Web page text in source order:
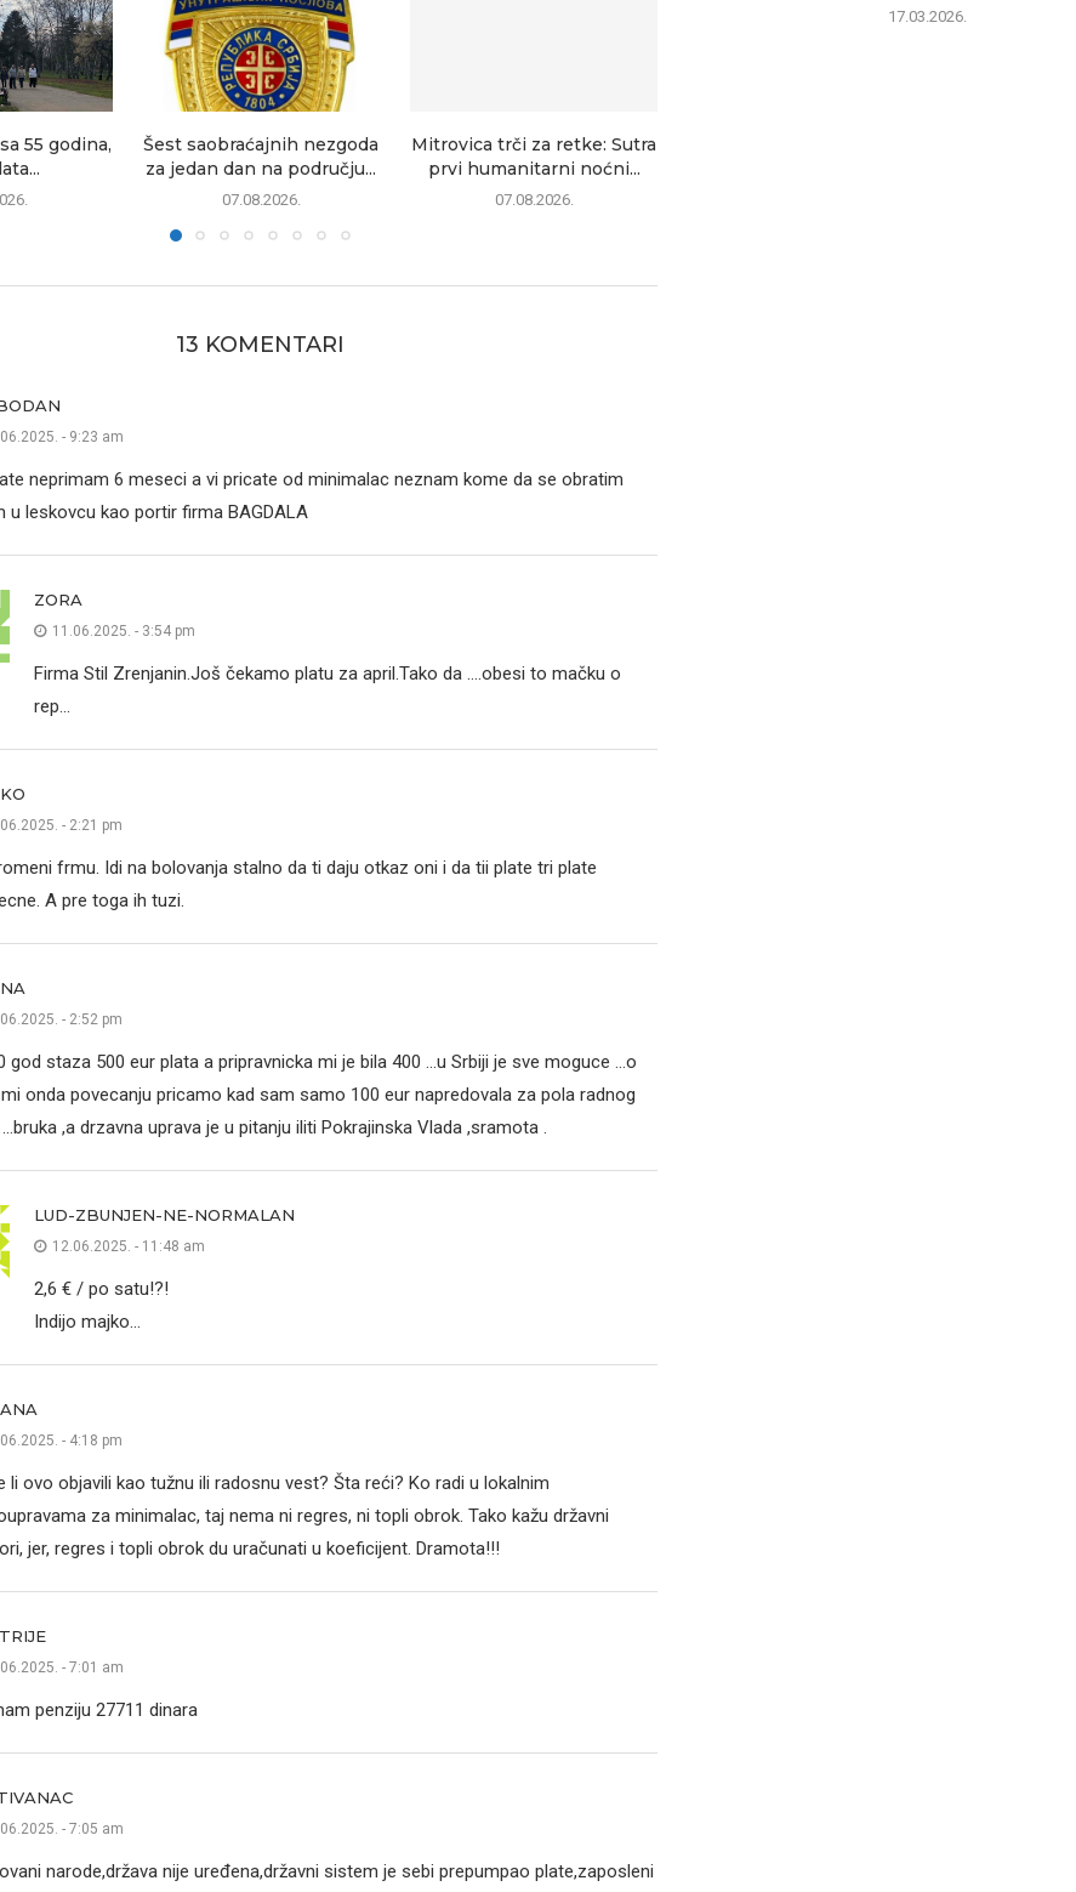
55 godina,
Šest saobraćajnih nezgoda
za jedan dan na području...
07.08.2026.
Mitrovica trči za retke: Sutra
prvi humanitarni noćni...
07.08.2026.
13 KOMENTARI
- 9:23 am
neprimam 6 meseci a vi pricate od minimalac neznam kome da se obratim
u leskovcu kao portir firma BAGDALA
ZORA
11.06.2025. - 3:54 pm
Firma Stil Zrenjanin.Još čekamo platu za april.Tako da ….obesi to mačku o
rep…
- 2:21 pm
frmu. Idi na bolovanja stalno da ti daju otkaz oni i da tii plate tri plate
A pre toga ih tuzi.
- 2:52 pm
god staza 500 eur plata a pripravnicka mi je bila 400 …u Srbiji je sve moguce …o
onda povecanju pricamo kad sam samo 100 eur napredovala za pola radnog
,a drzavna uprava je u pitanju iliti Pokrajinska Vlada ,sramota .
LUD-ZBUNJEN-NE-NORMALAN
12.06.2025. - 11:48 am
2,6 € / po satu!?!
Indijo majko…
- 4:18 pm
li ovo objavili kao tužnu ili radosnu vest? Šta reći? Ko radi u lokalnim
za minimalac, taj nema ni regres, ni topli obrok. Tako kažu državni
jer, regres i topli obrok du uračunati u koeficijent. Dramota!!!
- 7:01 am
penziju 27711 dinara
- 7:05 am
narode,država nije uređena,državni sistem je sebi prepumpao plate,zaposleni
17.03.2026.